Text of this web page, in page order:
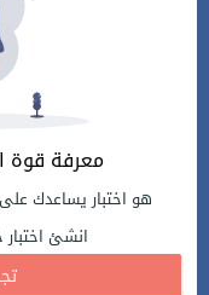
معرفة قوة
هو اختبار يساعدك
انشئ